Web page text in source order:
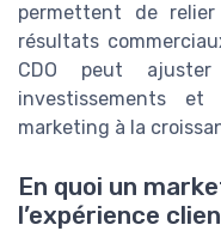
permettent de
résultats
CDO peut
investissements
marketing à la
En quoi un
l’expérience